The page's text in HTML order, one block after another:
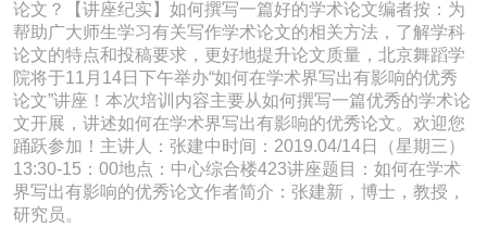
论文？【讲座纪实】如何撰写一篇好的学术论文编者按：为
帮助广大师生学习有关写作学术论文的相关方法，了解学科
论文的特点和投稿要求，更好地提升论文质量，北京舞蹈学
院将于11月14日下午举办“如何在学术界写出有影响的优秀
论文”讲座！本次培训内容主要从如何撰写一篇优秀的学术论
文开展，讲述如何在学术界写出有影响的优秀论文。欢迎您
踊跃参加！主讲人：张建中时间：2019.04/14日（星期三）
13:30-15：00地点：中心综合楼423讲座题目：如何在学术
界写出有影响的优秀论文作者简介：张建新，博士，教授，
研究员。